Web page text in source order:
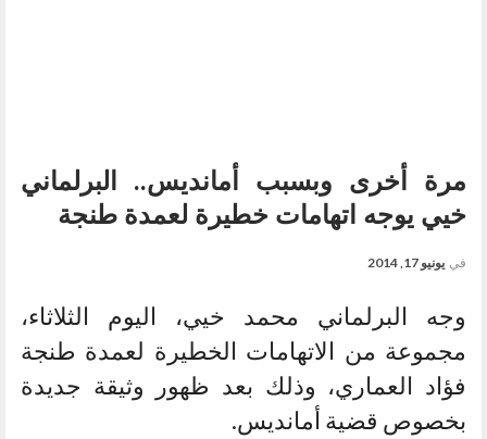
مرة أخرى وبسبب أمانديس.. البرلماني
خيي يوجه اتهامات خطيرة لعمدة طنجة
في يونيو 17, 2014
وجه البرلماني محمد خيي، اليوم الثلاثاء،
مجموعة من الاتهامات الخطيرة لعمدة طنجة
فؤاد العماري، وذلك بعد ظهور وثيقة جديدة
بخصوص قضية أمانديس.